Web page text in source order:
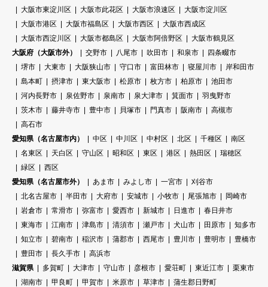
大阪市東淀川区
大阪市此花区 大阪市浪速区
大阪市淀川区
大阪市港区
大阪市福島区 大阪市西区
大阪市西成区
大阪市西淀川区
大阪市都島区 大阪市阿倍野区
大阪市鶴見区
大阪府（大阪市外）
交野市 八尾市 吹田市 和泉市
四条畷市
堺市
大東市 大阪狭山市 守口市 富田林市 寝屋川市
岸和田市
島本町
摂津市 東大阪市 松原市 枚方市 柏原市
池田市
河内長野市
泉佐野市 泉南市 泉大津市 箕面市
羽曳野市
茨木市
藤井寺市 豊中市 貝塚市 門真市 阪南市
高槻市
高石市
愛知県（名古屋市内）
中区 中川区 中村区 北区 千種区
南区
名東区
天白区 守山区 昭和区 東区 港区 熱田区
瑞穂区
緑区
西区
愛知県（名古屋市外）
あま市 みよし市 一宮市
刈谷市
北名古屋市
半田市 大府市 安城市 小牧市 尾張旭市
岡崎市
岩倉市
常滑市 弥富市 愛西市 新城市 日進市
春日井市
東海市
江南市 津島市 清須市 瀬戸市 犬山市 田原市
知多市
知立市
碧南市 稲沢市 蒲郡市 西尾市 豊川市 豊明市
豊橋市
豊田市
長久手市
高浜市
滋賀県
多賀町 大津市 守山市 彦根市 愛荘町 東近江市
栗東市
湖南市
甲良町 甲賀市 米原市 草津市
蒲生郡日野町